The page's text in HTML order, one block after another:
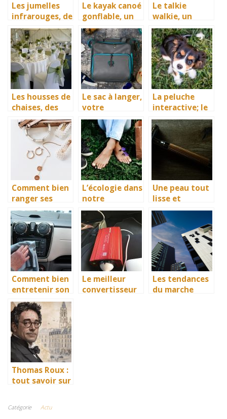
Les jumelles
infrarouges, de
véritables
accessoires de
vision
nocturne pour
tous types
d’activités
nocturne
Le kayak canoé
gonflable, un
bon
équipement de
divertissement
nautique
Le talkie
walkie, un
moyen de
communicatio
n pour tous
Les housses de
chaises, des
accessoires
idéals pour
protéger vos
investissement
Le sac à langer,
votre
partenaire
confort dans
vos sorties
avec bébé
La peluche
interactive; le
meilleur
cadeau pour
votre enfant
Comment bien
ranger ses
accessoires ?
L’écologie dans
notre
quotidien
Une peau tout
lisse et
immaculée,
avec l’épilation
Comment bien
entretenir son
auto au
quotidien ?
Le meilleur
convertisseur
Les tendances
du marche
Thomas Roux :
tout savoir sur
l’homme qui a
révolutionné la
Catégorie Actu